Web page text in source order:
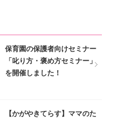
保育園の保護者向けセミナー
「叱り方・褒め方セミナー」
を開催しました！
【かがやきてらす】ママのた